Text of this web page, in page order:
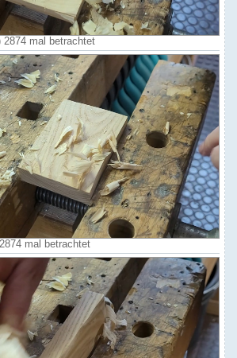
2874 mal betrachtet
mal betrachtet